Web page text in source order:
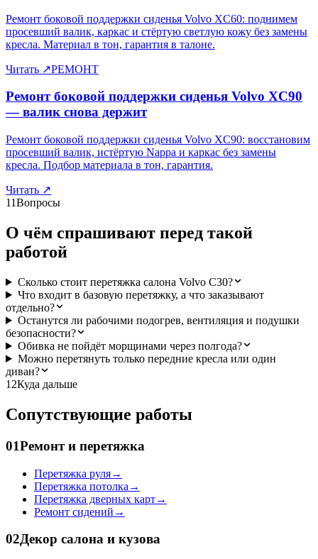
Ремонт боковой поддержки сиденья Volvo XC60: поднимем
просевший валик, каркас и стёртую светлую кожу без замены
кресла. Материал в тон, гарантия в талоне.
Читать ↗РЕМОНТ
Ремонт боковой поддержки сиденья Volvo XC90
— валик снова держит
Ремонт боковой поддержки сиденья Volvo XC90: восстановим
просевший валик, истёртую Nappa и каркас без замены
кресла. Подбор материала в тон, гарантия.
Читать ↗
11Вопросы
О чём спрашивают перед такой
работой
Сколько стоит перетяжка салона Volvo C30?
Что входит в базовую перетяжку, а что заказывают
отдельно?
Останутся ли рабочими подогрев, вентиляция и подушки
безопасности?
Обивка не пойдёт морщинами через полгода?
Можно перетянуть только передние кресла или один
диван?
12Куда дальше
Сопутствующие работы
01Ремонт и перетяжка
Перетяжка руля→
Перетяжка потолка →
Перетяжка дверных карт→
Ремонт сидений →
02Декор салона и кузова